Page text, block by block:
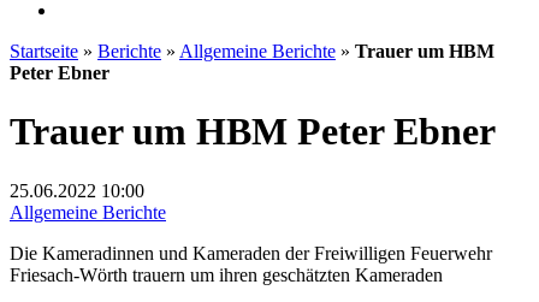
Startseite » Berichte » Allgemeine Berichte » Trauer um HBM
Peter Ebner
Trauer um HBM Peter Ebner
25.06.2022 10:00
Allgemeine Berichte
Die Kameradinnen und Kameraden der Freiwilligen Feuerwehr
Friesach-Wörth trauern um ihren geschätzten Kameraden